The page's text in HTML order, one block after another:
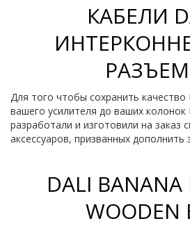
КАБЕЛИ
Для того чтобы сохранить качество
вашего усилителя до ваших
разработали и изготовили на заказ
аксессуаров, призванных дополнить
DALI BANANA
WOODEN